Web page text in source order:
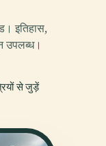
इतिहास,
उपलब्ध।
से जुड़ें